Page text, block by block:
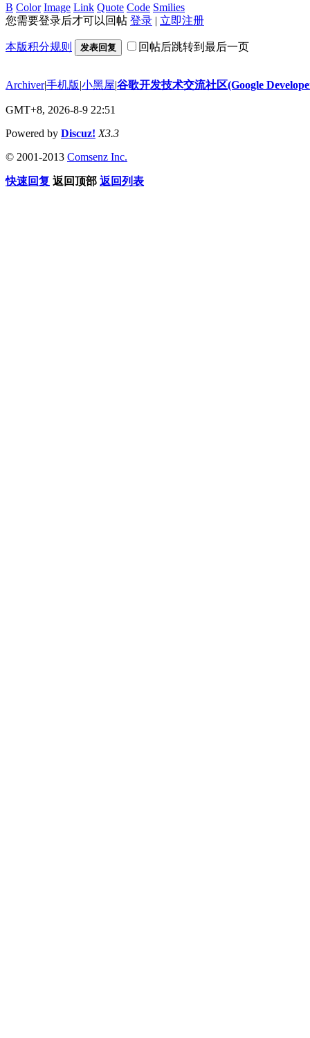
B Color Image Link Quote Code Smilies
您需要登录后才可以回帖 登录 | 立即注册
本版积分规则 发表回复 回帖后跳转到最后一页
Archiver|手机版|小黑屋|谷歌开发技术交流社区(Google
GMT+8, 2026-8-9 22:51
Powered by Discuz! X3.3
© 2001-2013 Comsenz Inc.
快速回复 返回顶部 返回列表